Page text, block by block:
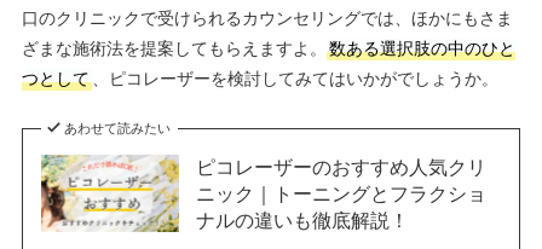
口のクリニックで受けられるカウンセリングでは、ほかにもさま
ざまな施術法を提案してもらえますよ。
数ある選択肢の中のひと
つとして、ピコレーザーを検討してみてはいかがでしょうか。
あわせて読みたい
ピコレーザーのおすすめ人気クリ
ニック｜トーニングとフラクショ
ナルの違いも徹底解説！